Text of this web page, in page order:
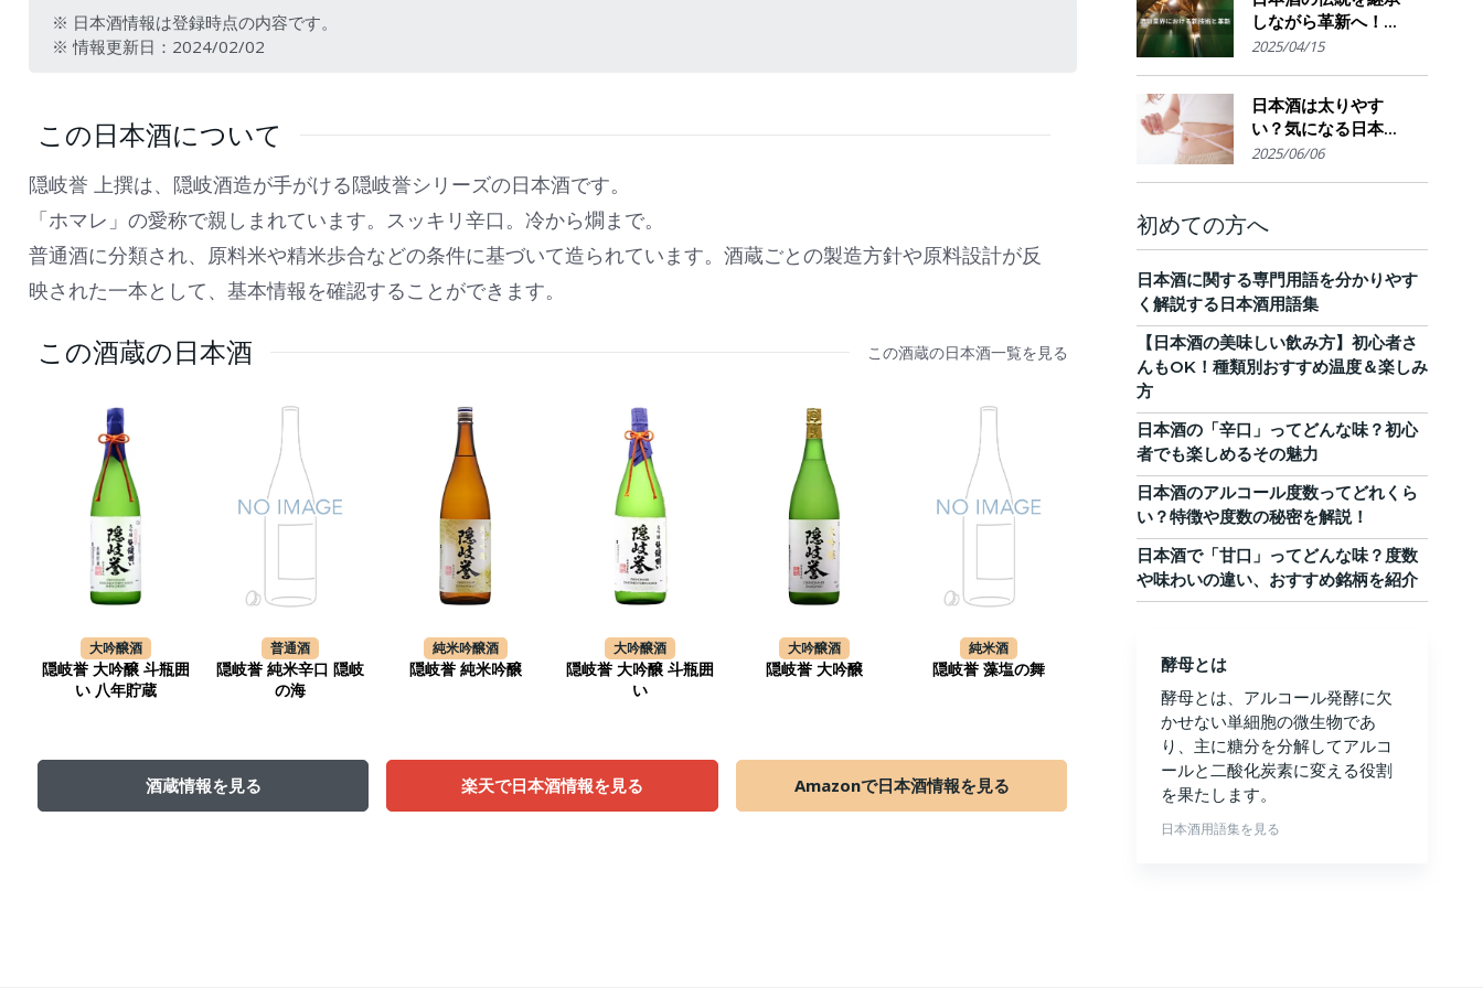
※ 日本酒情報は登録時点の内容です。
※ 情報更新日：2024/02/02
この日本酒について
隠岐誉 上撰は、隠岐酒造が手がける隠岐誉シリーズの日本酒です。
「ホマレ」の愛称で親しまれています。スッキリ辛口。冷から燗まで。
普通酒に分類され、原料米や精米歩合などの条件に基づいて造られています。酒蔵ごとの製造方針や原料設計が反
映された一本として、基本情報を確認することができます。
この酒蔵の日本酒 この酒蔵の日本酒一覧を見る
大吟醸酒
隠岐誉 大吟醸 斗瓶囲
い 八年貯蔵
普通酒
隠岐誉 純米辛口 隠岐
の海
純米吟醸酒
隠岐誉 純米吟醸
大吟醸酒
隠岐誉 大吟醸 斗瓶囲
い
大吟醸酒
隠岐誉 大吟醸
純米酒
隠岐誉 藻塩の舞
酒蔵情報を見る 楽天で日本酒情報を見る Amazonで日本酒情報を見る
しながら革新へ！
AI・IoTが実現する革
の未来展望
2025/04/15
日本酒は太りやす
い？気になる日本酒
のカロリーと糖質。
2025/06/06
初めての方へ
日本酒に関する専門用語を分かりやす
く解説する日本酒用語集
【日本酒の美味しい飲み方】初心者さ
んもOK！種類別おすすめ温度＆楽しみ
方
日本酒の「辛口」ってどんな味？初心
者でも楽しめるその魅力
日本酒のアルコール度数ってどれくら
い？特徴や度数の秘密を解説！
日本酒で「甘口」ってどんな味？度数
や味わいの違い、おすすめ銘柄を紹介
酵母とは
酵母とは、アルコール発酵に欠
かせない単細胞の微生物であ
り、主に糖分を分解してアルコ
ールと二酸化炭素に変える役割
を果たします。
日本酒用語集を見る